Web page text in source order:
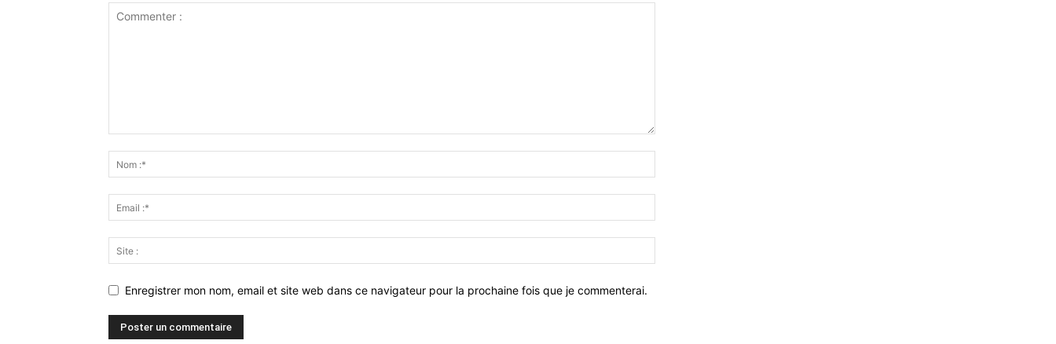
Enregistrer mon nom, email et site web dans ce navigateur pour la prochaine fois que je commenterai.